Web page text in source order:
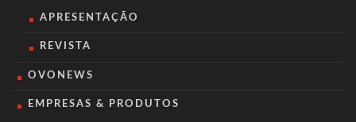
APRESENTAÇÃO
REVISTA
OVONEWS
EMPRESAS & PRODUTOS